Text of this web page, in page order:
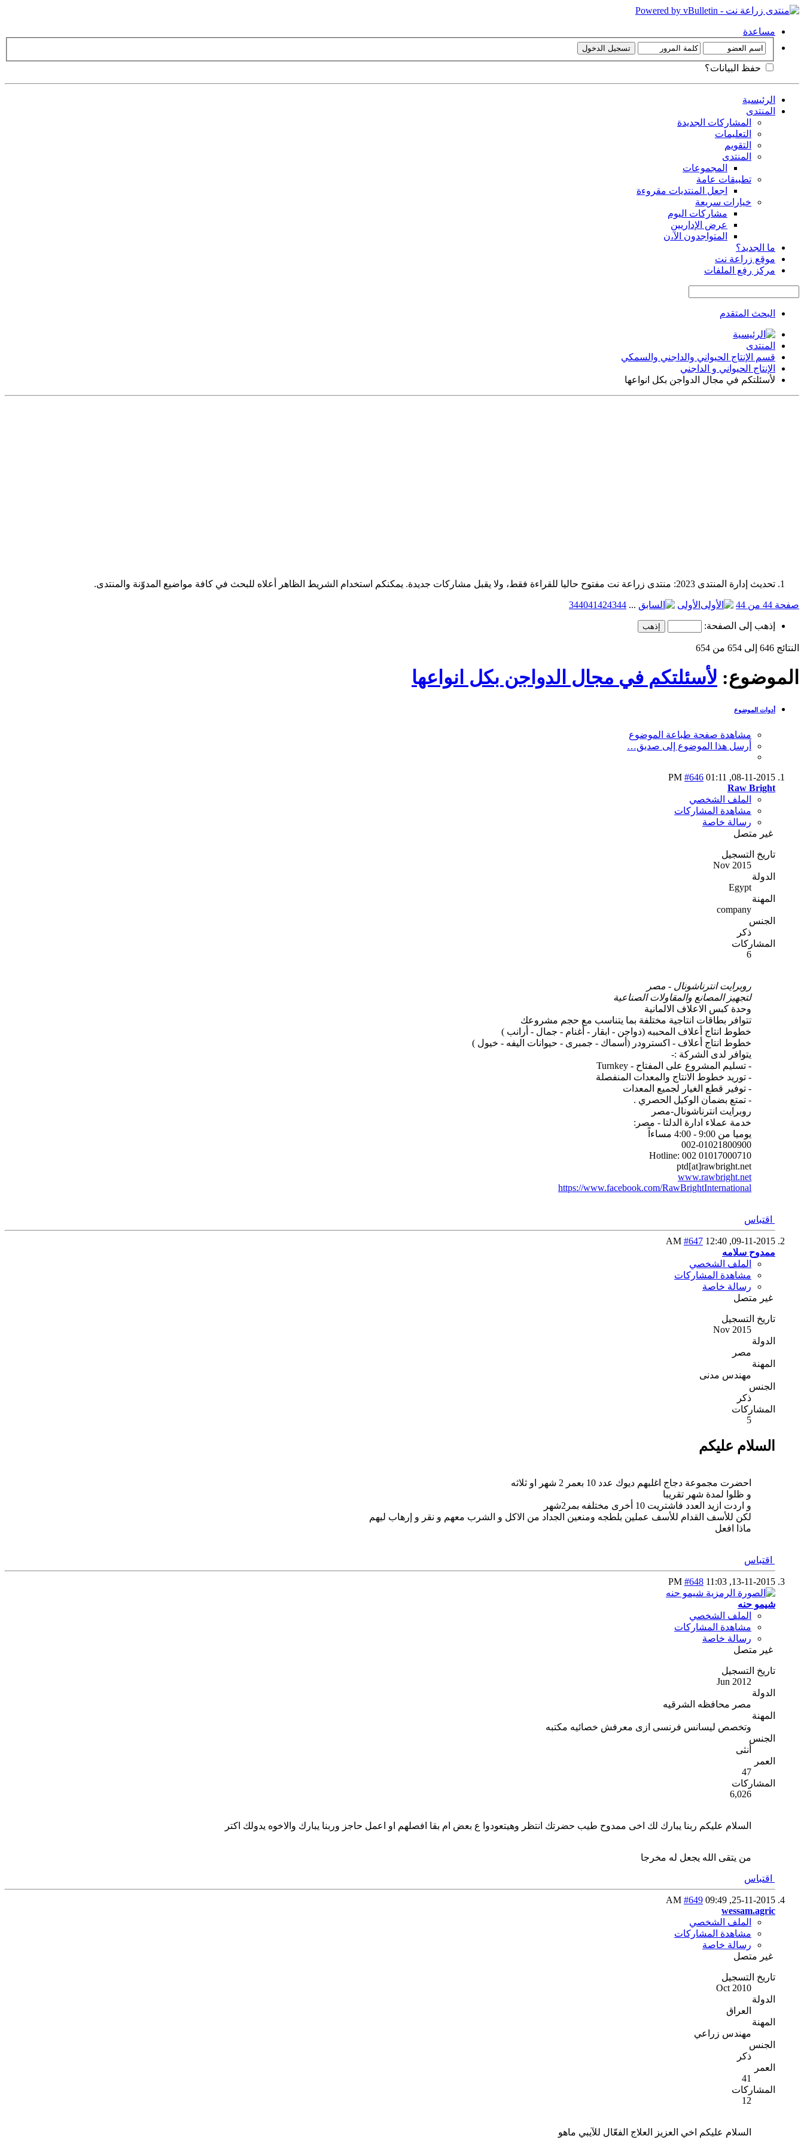
مساعدة
حفظ البيانات؟
الرئيسية
المنتدى
المشاركات الجديدة
التعليمات
التقويم
المنتدى
المجموعات
تطبيقات عامة
اجعل المنتديات مقروءة
خيارات سريعة
مشاركات اليوم
عرض الإداريين
المتواجدون الآ،ن
ما الجديد؟
موقع زراعة نت
مركز رفع الملفات
البحث المتقدم
المنتدى
قسم الإنتاج الحيواني والداجني والسمكي
الإنتاج الحيواني و الداجني
لأسئلتكم في مجال الدواجن بكل انواعها
تحديث إدارة المنتدى 2023: منتدى زراعة نت مفتوح حاليا للقراءة فقط، ولا يقبل مشاركات جديدة. يمكنكم استخدام الشريط الظاهر أعلاه للبحث في كافة مواضيع المدوّنة والمنتدى.
صفحة 44 من 44 الأولى ...
344041424344
إذهب إلى الصفحة:
النتائج 646 إلى 654 من 654
الموضوع: لأسئلتكم في مجال الدواجن بكل انواعها
أدوات الموضوع
مشاهدة صفحة طباعة الموضوع
أرسل هذا الموضوع إلى صديق…
08-11-2015,
01:11 PM
#646
Raw Bright
الملف الشخصي
مشاهدة المشاركات
رسالة خاصة
غير متصل
تاريخ التسجيل
Nov 2015
الدولة
Egypt
المهنة
company
الجنس
ذكر
المشاركات
6
روبرايت انترناشونال - مصر
لتجهيز المصانع والمقاولات الصناعية
وحدة كبس الاعلاف الالمانية
تتوافر بطاقات انتاجية مختلفة بما يتناسب مع حجم مشروعك
خطوط انتاج أعلاف المحببه (دواجن - ابقار - أغنام - جمال - أرانب )
خطوط انتاج أعلاف - اكسترودر (أسماك - جمبرى - حيوانات اليفه - خيول )
يتوافر لدى الشركة :-
- تسليم المشروع على المفتاح - Turnkey
- توريد خطوط الانتاج والمعدات المنفصلة
- توفير قطع الغيار لجميع المعدات
- تمتع بضمان الوكيل الحصري .
روبرايت انترناشونال-مصر
خدمة عملاء ادارة الدلتا - مصر:
يوميا من 9:00 - 4:00 مساءاً
002-01021800900
Hotline: 002 01017000710
ptd[at]rawbright.net
www.rawbright.net
https://www.facebook.com/RawBrightInternational
اقتباس
09-11-2015,
12:40 AM
#647
ممدوح سلامه
الملف الشخصي
مشاهدة المشاركات
رسالة خاصة
غير متصل
تاريخ التسجيل
Nov 2015
الدولة
مصر
المهنة
مهندس مدنى
الجنس
ذكر
المشاركات
5
السلام عليكم
احضرت مجموعة دجاج اغلبهم ديوك عدد 10 بعمر 2 شهر او ثلاثه
و ظلوا لمدة شهر تقريبا
و اردت ازيد العدد فاشتريت 10 أخرى مختلفه بمر2شهر
لكن للأسف القدام للأسف عملين بلطجه ومنعين الجداد من الاكل و الشرب معهم و نقر و إرهاب ليهم
ماذا افعل
اقتباس
13-11-2015,
11:03 PM
#648
شيمو حنه
الملف الشخصي
مشاهدة المشاركات
رسالة خاصة
غير متصل
تاريخ التسجيل
Jun 2012
الدولة
مصر محافظه الشرقيه
المهنة
وتخصص ليسانس فرنسى ازى معرفش خصائيه مكتبه
الجنس
أنثى
العمر
47
المشاركات
6,026
السلام عليكم ربنا يبارك لك اخى ممدوح طيب حضرتك انتظر وهيتعودوا ع بعض ام بقا افصلهم او اعمل حاجز وربنا يبارك والاخوه يدولك اكتر
من يتقى الله يجعل له مخرجا
اقتباس
25-11-2015,
09:49 AM
#649
wessam.agric
الملف الشخصي
مشاهدة المشاركات
رسالة خاصة
غير متصل
تاريخ التسجيل
Oct 2010
الدولة
العراق
المهنة
مهندس زراعي
الجنس
ذكر
العمر
41
المشاركات
12
السلام عليكم اخي العزيز العلاج الفعّال للآيبي ماهو